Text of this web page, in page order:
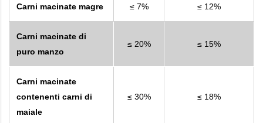
Carni macinate magre ≤ 7% ≤ 12%
Carni macinate di
puro manzo
≤ 20% ≤ 15%
Carni macinate
contenenti carni di
maiale
≤ 30% ≤ 18%